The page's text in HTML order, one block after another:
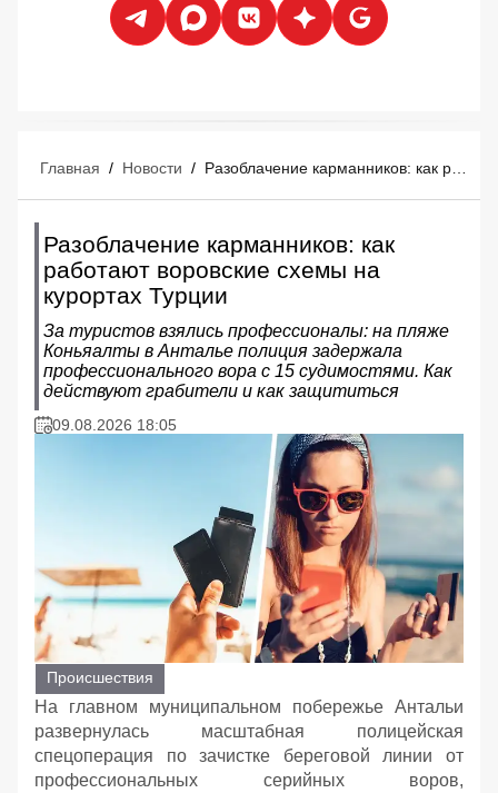
Главная / Новости /
Разоблачение карманников: как
работают воровские схемы на
курортах Турции
За туристов взялись профессионалы: на пляже
Коньяалты в Анталье полиция задержала
профессионального вора с 15 судимостями. Как
действуют грабители и как защититься
09.08.2026 18:05
Происшествия
На главном муниципальном побережье Антальи
развернулась масштабная полицейская
спецоперация по зачистке береговой линии от
профессиональных серийных воров,